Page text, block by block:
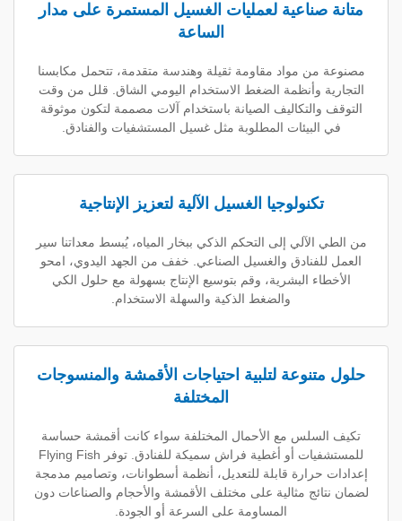
لعمليات الغسيل المستمرة على مدار
مواد مقاومة ثقيلة وهندسة متقدمة، تتحمل مكابسنا
وأنظمة الضغط الاستخدام اليومي الشاق. قلل من وقت
الصيانة باستخدام آلات مصممة لتكون موثوقة
المطلوبة مثل غسيل المستشفيات والفنادق.
الغسيل الآلية لتعزيز الإنتاجية
إلى التحكم الذكي ببخار المياه، يُبسط معداتنا سير
والغسيل الصناعي. خفف من الجهد اليدوي، امحو
البشرية، وقم بتوسيع الإنتاج بسهولة مع حلول الكي
والضغط الذكية والسهلة الاستخدام.
لتلبية احتياجات الأقمشة والمنسوجات
مع الأحمال المختلفة سواء كانت أقمشة حساسة
للمستشفيات أو أغطية فراش سميكة للفنادق. توفر Flying Fish
قابلة للتعديل، أنظمة أسطوانات، وتصاميم مدمجة
مثالية على مختلف الأقمشة والأحجام والصناعات دون
المساومة على السرعة أو الجودة.